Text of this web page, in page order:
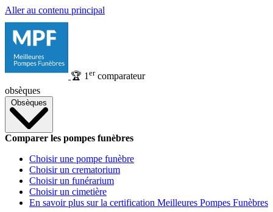
Aller au contenu principal
🏆 1 ercomparateur
obsèques
Obsèques
Comparer les pompes funèbres
Choisir une pompe funèbre
Choisir un crematorium
Choisir un funérarium
Choisir un cimetière
En savoir plus sur la certification Meilleures Pompes Funèbres